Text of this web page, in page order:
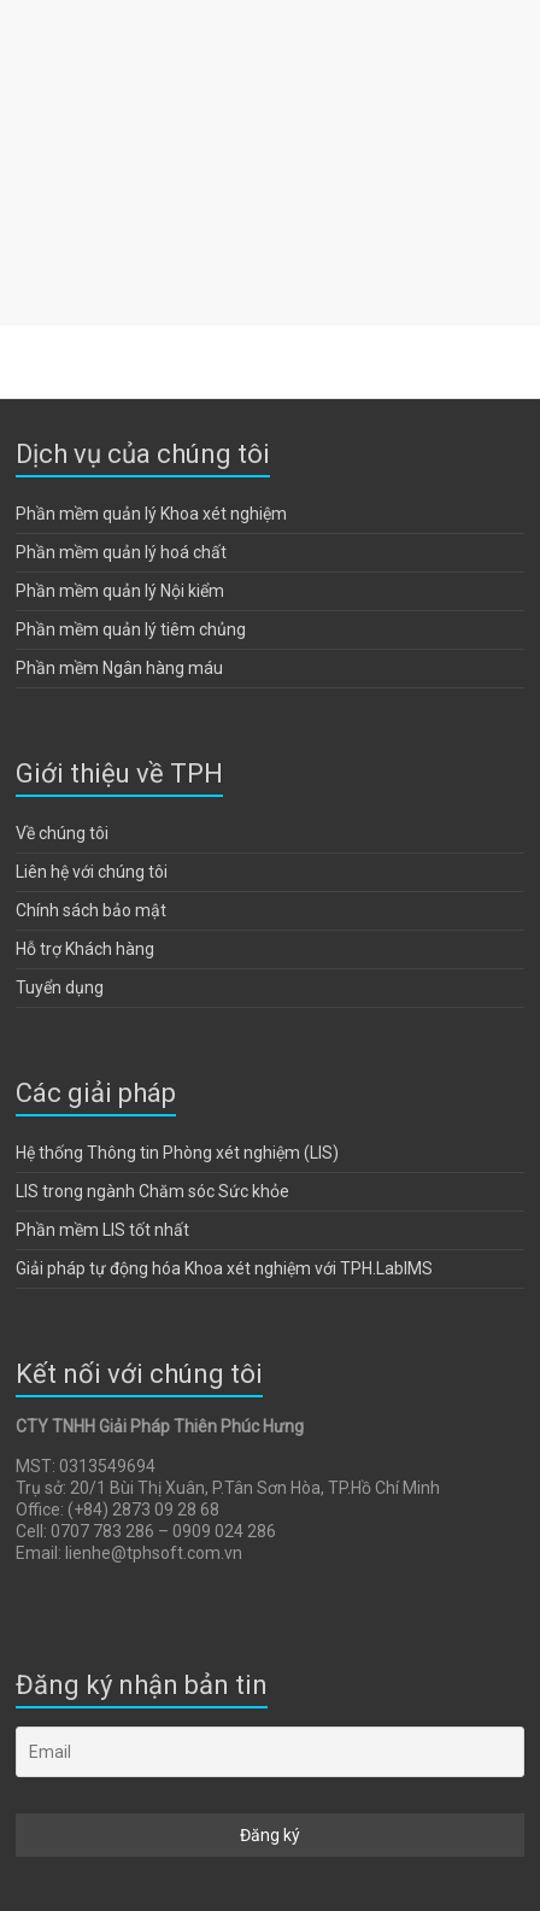
Dịch vụ của chúng tôi
Phần mềm quản lý Khoa xét nghiệm
Phần mềm quản lý hoá chất
Phần mềm quản lý Nội kiểm
Phần mềm quản lý tiêm chủng
Phần mềm Ngân hàng máu
Giới thiệu về TPH
Về chúng tôi
Liên hệ với chúng tôi
Chính sách bảo mật
Hỗ trợ Khách hàng
Tuyển dụng
Các giải pháp
Hệ thống Thông tin Phòng xét nghiệm (LIS)
LIS trong ngành Chăm sóc Sức khỏe
Phần mềm LIS tốt nhất
Giải pháp tự động hóa Khoa xét nghiệm với TPH.LabIMS
Kết nối với chúng tôi
CTY TNHH Giải Pháp Thiên Phúc Hưng
MST: 0313549694
Trụ sở: 20/1 Bùi Thị Xuân, P.Tân Sơn Hòa, TP.Hồ Chí Minh
Office: (+84) 2873 09 28 68
Cell: 0707 783 286 – 0909 024 286
Email: lienhe@tphsoft.com.vn
Đăng ký nhận bản tin